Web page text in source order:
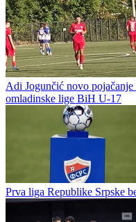
Borac poveo
kvalifikacija za Ligu
Marinović napravio je dvije
Petrokubom:...